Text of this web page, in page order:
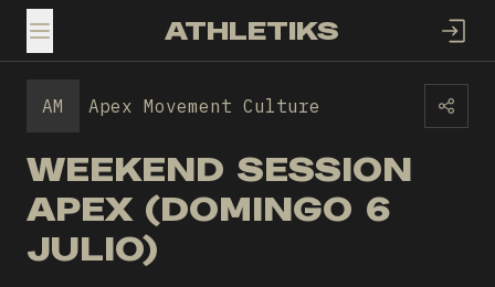
TOGGLE MENUATHLETIKS
AM Apex Movement Culture
WEEKEND SESSION
APEX (DOMINGO 6
JULIO)